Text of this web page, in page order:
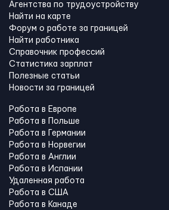
Агентства по трудоустройству
Найти на карте
Форум о работе за границей
Найти работника
Справочник профессий
Статистика зарплат
Полезные статьи
Новости за границей
Работа в Европе
Работа в Польше
Работа в Германии
Работа в Норвегии
Работа в Англии
Работа в Испании
Удаленная работа
Работа в США
Работа в Канадe